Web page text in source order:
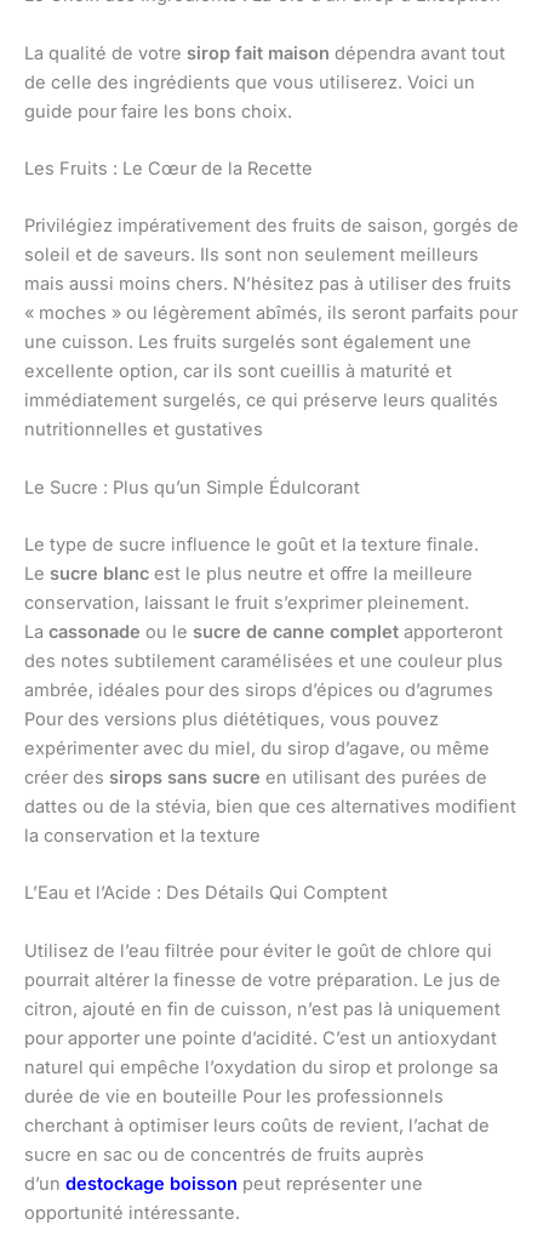
La qualité de votre sirop fait maison dépendra avant tout
de celle des ingrédients que vous utiliserez. Voici un
guide pour faire les bons choix.
Les Fruits : Le Cœur de la Recette
Privilégiez impérativement des fruits de saison, gorgés de
soleil et de saveurs. Ils sont non seulement meilleurs
mais aussi moins chers. N’hésitez pas à utiliser des fruits
« moches » ou légèrement abîmés, ils seront parfaits pour
une cuisson. Les fruits surgelés sont également une
excellente option, car ils sont cueillis à maturité et
immédiatement surgelés, ce qui préserve leurs qualités
nutritionnelles et gustatives
Le Sucre : Plus qu’un Simple Édulcorant
Le type de sucre influence le goût et la texture finale.
Le sucre blanc est le plus neutre et offre la meilleure
conservation, laissant le fruit s’exprimer pleinement.
La cassonade ou le sucre de canne complet apporteront
des notes subtilement caramélisées et une couleur plus
ambrée, idéales pour des sirops d’épices ou d’agrumes
Pour des versions plus diététiques, vous pouvez
expérimenter avec du miel, du sirop d’agave, ou même
créer des sirops sans sucre en utilisant des purées de
dattes ou de la stévia, bien que ces alternatives modifient
la conservation et la texture
L’Eau et l’Acide : Des Détails Qui Comptent
Utilisez de l’eau filtrée pour éviter le goût de chlore qui
pourrait altérer la finesse de votre préparation. Le jus de
citron, ajouté en fin de cuisson, n’est pas là uniquement
pour apporter une pointe d’acidité. C’est un antioxydant
naturel qui empêche l’oxydation du sirop et prolonge sa
durée de vie en bouteille Pour les professionnels
cherchant à optimiser leurs coûts de revient, l’achat de
sucre en sac ou de concentrés de fruits auprès
d’un destockage boisson peut représenter une
opportunité intéressante.